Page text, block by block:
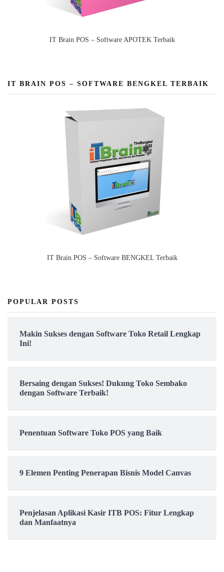
IT Brain POS – Software APOTEK Terbaik
IT BRAIN POS – SOFTWARE BENGKEL TERBAIK
IT Brain POS – Software BENGKEL Terbaik
POPULAR POSTS
Makin Sukses dengan Software Toko Retail Lengkap
Ini!
Bersaing dengan Sukses! Dukung Toko Sembako
dengan Software Terbaik!
Penentuan Software Toko POS yang Baik
9 Elemen Penting Penerapan Bisnis Model Canvas
Penjelasan Aplikasi Kasir ITB POS: Fitur Lengkap
dan Manfaatnya